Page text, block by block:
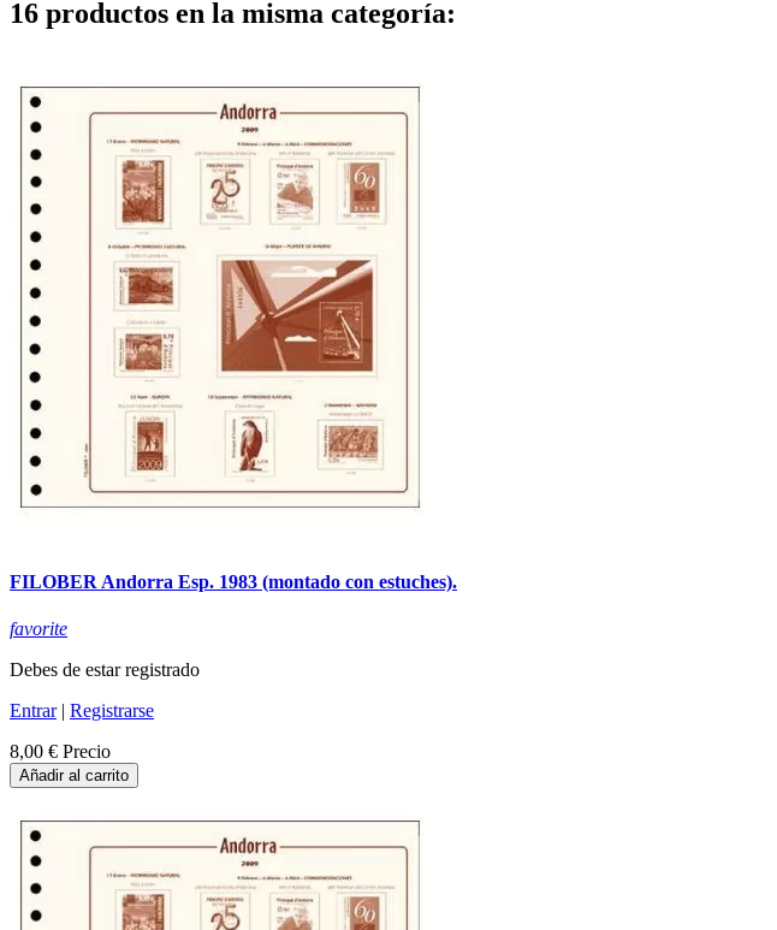
16 productos en la misma categoría:
FILOBER Andorra Esp. 1983 (montado con estuches).
favorite
Debes de estar registrado
Entrar| Registrarse
8,00 € Precio
Añadir al carrito